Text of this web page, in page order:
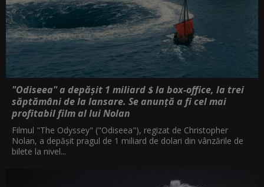
"Odiseea" a depășit 1 miliard $ la box-office, la trei
săptămâni de la lansare. Se anunță a fi cel mai
profitabil film al lui Nolan
Filmul "The Odyssey" ("Odiseea"), regizat de Christopher
Nolan, a depăşit pragul de 1 miliard de dolari din vânzările de
bilete la nivel...